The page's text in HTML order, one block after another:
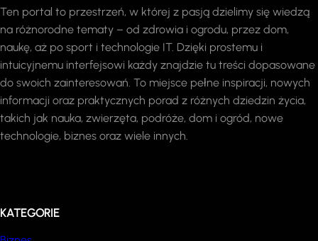
Ten portal to przestrzeń, w której z pasją dzielimy się wiedzą
na różnorodne tematy – od zdrowia i ogrodu, przez dom,
naukę, aż po sport i technologie IT. Dzięki prostemu i
intuicyjnemu interfejsowi każdy znajdzie tu treści dopasowane
do swoich zainteresowań. To miejsce pełne inspiracji, nowych
informacji oraz praktycznych porad z różnych dziedzin życia,
takich jak nauka, zwierzęta, podróże, dom i ogród, nowe
technologie, biznes oraz wiele innych.
KATEGORIE